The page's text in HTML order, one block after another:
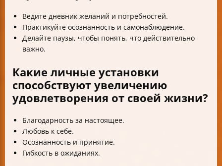
Ведите дневник желаний и потребностей.
Практикуйте осознанность и самонаблюдение.
Делайте паузы, чтобы понять, что действительно
важно.
Какие личные установки
способствуют увеличению
удовлетворения от своей жизни?
Благодарность за настоящее.
Любовь к себе.
Осознанность и принятие.
Гибкость в ожиданиях.